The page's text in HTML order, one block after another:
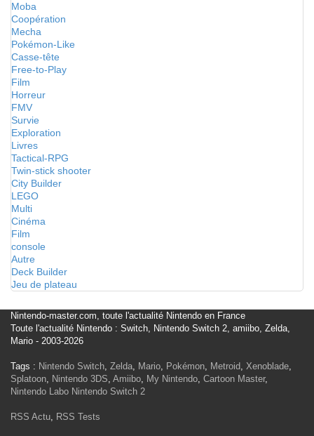
Moba
Coopération
Mecha
Pokémon-Like
Casse-tête
Free-to-Play
Film
Horreur
FMV
Survie
Exploration
Livres
Tactical-RPG
Twin-stick shooter
City Builder
LEGO
Multi
Cinéma
Film
console
Autre
Deck Builder
Jeu de plateau
Nintendo-master.com, toute l'actualité Nintendo en France
Toute l'actualité Nintendo : Switch, Nintendo Switch 2, amiibo, Zelda,
Mario - 2003-2026
Tags : Nintendo Switch, Zelda, Mario, Pokémon, Metroid, Xenoblade,
Splatoon, Nintendo 3DS, Amiibo, My Nintendo, Cartoon Master,
Nintendo Labo Nintendo Switch 2
RSS Actu, RSS Tests